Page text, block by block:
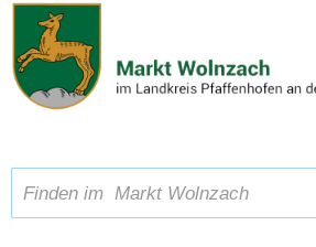
Zum Inhalt,zur Navigation
Schriftgröße A A A